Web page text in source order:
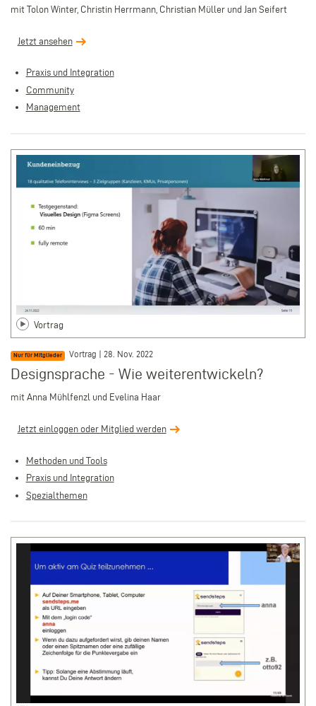
mit Tolon Winter, Christin Herrmann, Christian Müller und Jan Seifert
Jetzt ansehen
Praxis und Integration
Community
Management
Vortrag
Nur für Mitglieder Vortrag | 28. Nov. 2022
Designsprache - Wie weiterentwickeln?
mit Anna Mühlfenzl und Evelina Haar
Jetzt einloggen oder Mitglied werden
Methoden und Tools
Praxis und Integration
Spezialthemen